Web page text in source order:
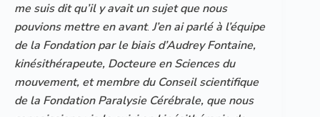
me suis dit qu’il y avait un sujet que nous
pouvions mettre en avant. J’en ai parlé à l’équipe
de la Fondation par le biais d’Audrey Fontaine,
kinésithérapeute, Docteure en Sciences du
mouvement, et membre du Conseil scientifique
de la Fondation Paralysie Cérébrale, que nous